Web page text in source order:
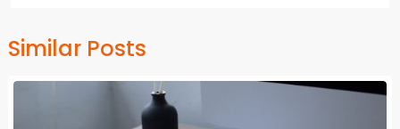
Similar Posts